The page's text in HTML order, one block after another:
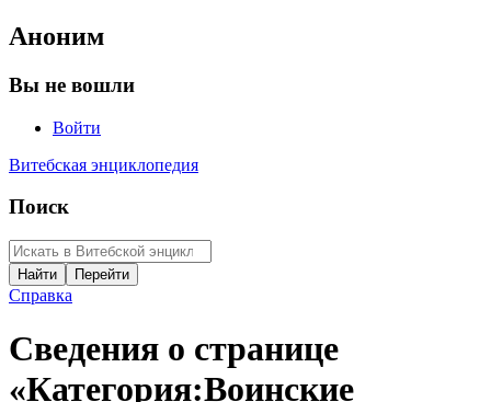
Аноним
Вы не вошли
Войти
Витебская энциклопедия
Поиск
Справка
Сведения о странице
«Категория:Воинские